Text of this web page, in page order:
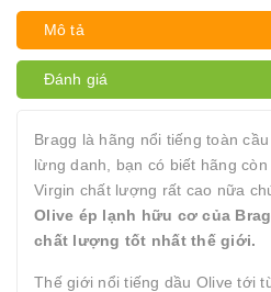
Mô tả
Đánh giá
Bragg là hãng nổi tiếng toàn
lừng danh, bạn có biết hãng
Virgin chất lượng rất cao nữa
Olive ép lạnh hữu cơ của
chất lượng tốt nhất thế giới.
Thế giới nổi tiếng dầu Olive tới